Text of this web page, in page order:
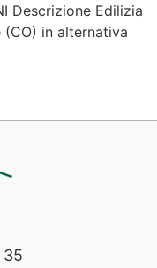
Descrizione Edilizia
(CO) in alternativa
35